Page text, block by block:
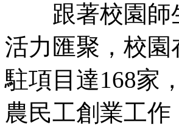
跟著校園師生
活力匯聚，校
駐項目達168家
農民工創業工